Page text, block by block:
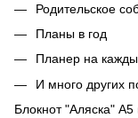
Родительское
Планы в год
Планер на
И много других
Блокнот "Аляска"